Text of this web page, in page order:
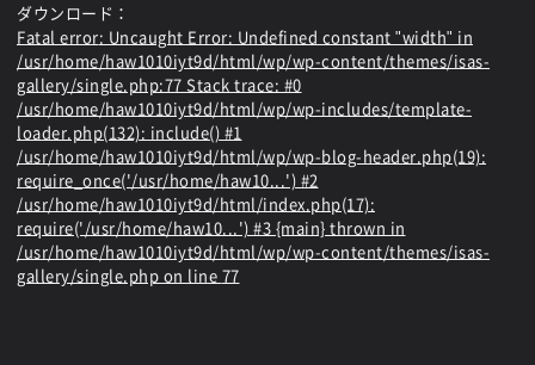
ダウンロード：
Fatal error: Uncaught Error: Undefined constant "width" in
/usr/home/haw1010iyt9d/html/wp/wp-content/themes/isas-
gallery/single.php:77 Stack trace: #0
/usr/home/haw1010iyt9d/html/wp/wp-includes/template-
loader.php(132): include() #1
/usr/home/haw1010iyt9d/html/wp/wp-blog-header.php(19):
require_once('/usr/home/haw10...') #2
/usr/home/haw1010iyt9d/html/index.php(17):
require('/usr/home/haw10...') #3 {main} thrown in
/usr/home/haw1010iyt9d/html/wp/wp-content/themes/isas-
gallery/single.php on line 77